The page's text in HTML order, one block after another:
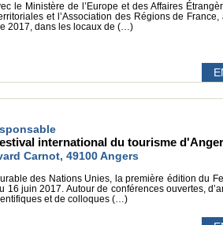
le Ministère de l’Europe et des Affaires
et l’Association des Régions de
2017, dans les locaux de (…)
international du tourisme
Carnot, 49100 Angers
des Nations Unies, la première édition du
16 juin 2017. Autour de conférences ouvertes,
et de colloques (…)